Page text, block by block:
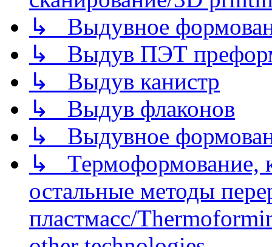
↳ Выдувное
↳ Выдув ПЭТ
↳ Выдув канистр
↳ Выдув флаконов
↳ Выдувное
↳ Термоформование,
остальные методы
пластмасс/